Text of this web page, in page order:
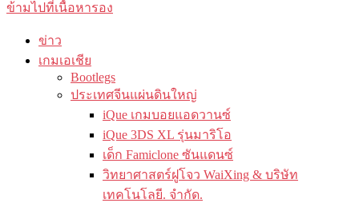
ข้ามไปที่เนื้อหารอง
ข่าว
เกมเอเชีย
Bootlegs
ประเทศจีนแผ่นดินใหญ่
iQue เกมบอยแอดวานซ์
iQue 3DS XL รุ่นมาริโอ
เด็ก Famiclone ซันแดนซ์
วิทยาศาสตร์ฝูโจว WaiXing & บริษัท
เทคโนโลยี. จำกัด.